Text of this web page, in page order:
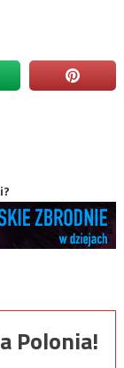
Polonia!